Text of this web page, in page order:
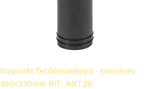
Italprofili Tetőösszefolyó - tölcséres
100x330mm BIT.; ART.28